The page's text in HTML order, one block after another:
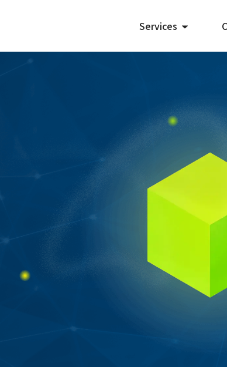
Services
システム開発
アプリ開発
ECサイト制作
DX支援
Webマーケティング